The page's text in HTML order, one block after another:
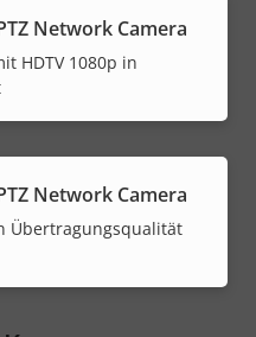
Network Camera
HDTV 1080p in
Network Camera
Übertragungsqualität